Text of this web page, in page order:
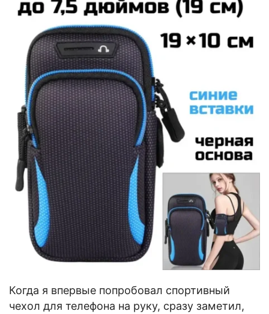
Когда я впервые попробовал спортивный
чехол для телефона на руку, сразу заметил,